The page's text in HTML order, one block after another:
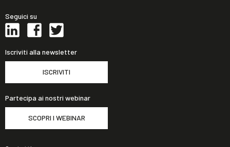
Seguici su
Iscriviti alla newsletter
ISCRIVITI
Partecipa ai nostri webinar
SCOPRI I WEBINAR